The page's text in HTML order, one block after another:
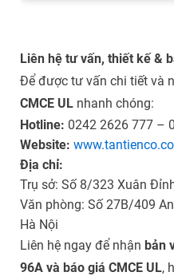
Liên hệ tư vấn, thiết kế &
Để được tư vấn chi tiết và
CMCE ULnhanh chóng:
Hotline: 0242 2626 777 –
Website:
Địa chỉ:
Trụ sở: Số 8/323 Xuân
Văn phòng: Số 27B/409
Hà Nội
Liên hệ ngay để nhận bản
96A và báo giá CMCE UL,